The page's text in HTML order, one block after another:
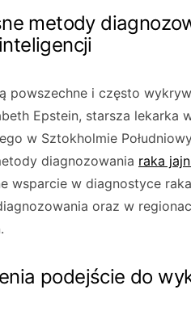
metody
powszechne i często
Epstein, starsza lekarka
w Sztokholmie
diagnozowania raka
wsparcie w diagnostyce
oraz w
podejście do